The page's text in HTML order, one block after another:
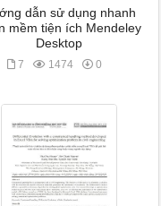
dẫn sử dụng nhanh
mềm tiện ích Mendeley
Desktop
7 1474 0